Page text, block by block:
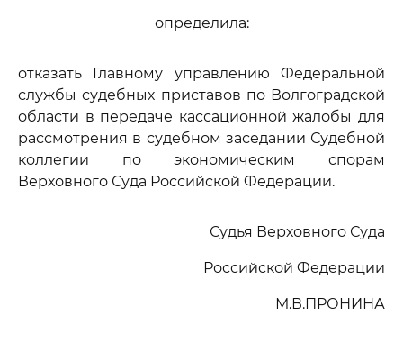
определила:
отказать Главному управлению Федеральной
службы судебных приставов по Волгоградской
области в передаче кассационной жалобы для
рассмотрения в судебном заседании Судебной
коллегии по экономическим спорам
Верховного Суда Российской Федерации.
Судья Верховного Суда
Российской Федерации
М.В.ПРОНИНА